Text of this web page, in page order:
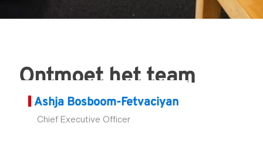
Ontmoet het team
Ashja Bosboom-Fetvaciyan
Chief Executive Officer